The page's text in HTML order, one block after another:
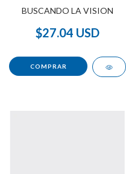
BUSCANDO LA VISION
$27.04 USD